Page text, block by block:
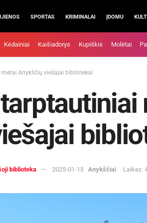
SPORTAS KRIMINALAI ĮDOMU
Kėdainiai Kaišiadorys Kupiškis Molėtai
Anykščių viešajai bibliotekai
biblioteka 2025-01-13 Anykščiai Laikas: